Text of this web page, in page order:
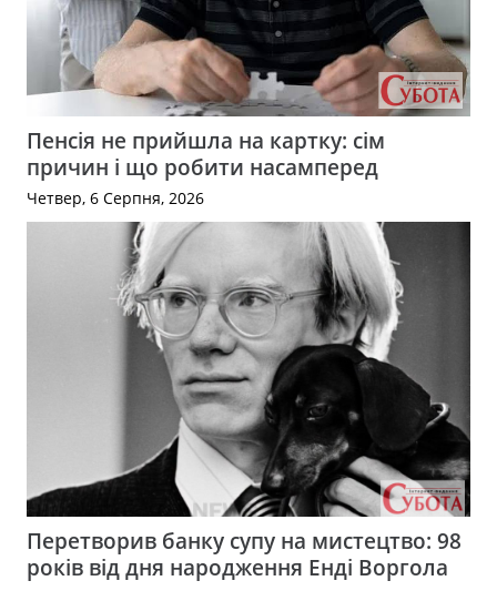
Пенсія не прийшла на картку: сім
причин і що робити насамперед
Четвер, 6 Серпня, 2026
Перетворив банку супу на мистецтво: 98
років від дня народження Енді Воргола